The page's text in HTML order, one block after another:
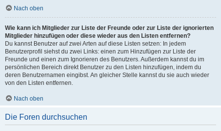
Nach oben
Wie kann ich Mitglieder zur Liste der Freunde oder zur Liste der ignorierten
Mitglieder hinzufügen oder diese wieder aus den Listen entfernen?
Du kannst Benutzer auf zwei Arten auf diese Listen setzen: In jedem
Benutzerprofil siehst du zwei Links: einen zum Hinzufügen zur Liste der
Freunde und einen zum Ignorieren des Benutzers. Außerdem kannst du im
persönlichen Bereich direkt Benutzer zu den Listen hinzufügen, indem du
deren Benutzernamen eingibst. An gleicher Stelle kannst du sie auch wieder
von den Listen entfernen.
Nach oben
Die Foren durchsuchen